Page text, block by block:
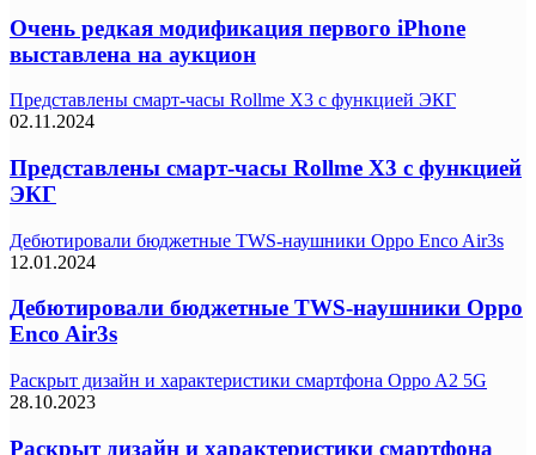
Очень редкая модификация первого iPhone
выставлена на аукцион
Представлены смарт-часы Rollme X3 с функцией ЭКГ
02.11.2024
Представлены смарт-часы Rollme X3 с функцией
ЭКГ
Дебютировали бюджетные TWS-наушники Oppo Enco Air3s
12.01.2024
Дебютировали бюджетные TWS-наушники Oppo
Enco Air3s
Раскрыт дизайн и характеристики смартфона Oppo A2 5G
28.10.2023
Раскрыт дизайн и характеристики смартфона